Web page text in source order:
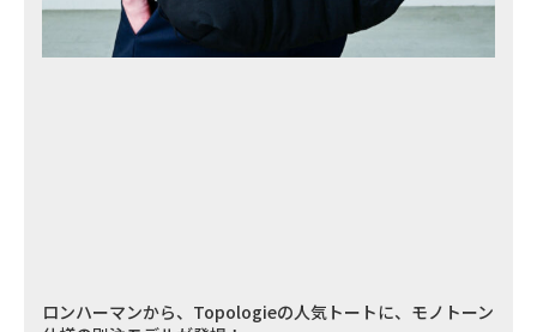
ロンハーマンから、Topologieの人気トートに、モノトーン